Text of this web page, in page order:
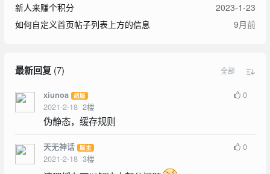
新人来赚个积分
2023-1-23
如何自定义首页帖子列表上方的信息
9月前
最新回复(7) 全部
xiunoa 超版
2021-2-18 2楼
0
伪静态，缓存规则
天无神话 版主
2021-2-18 3楼
0